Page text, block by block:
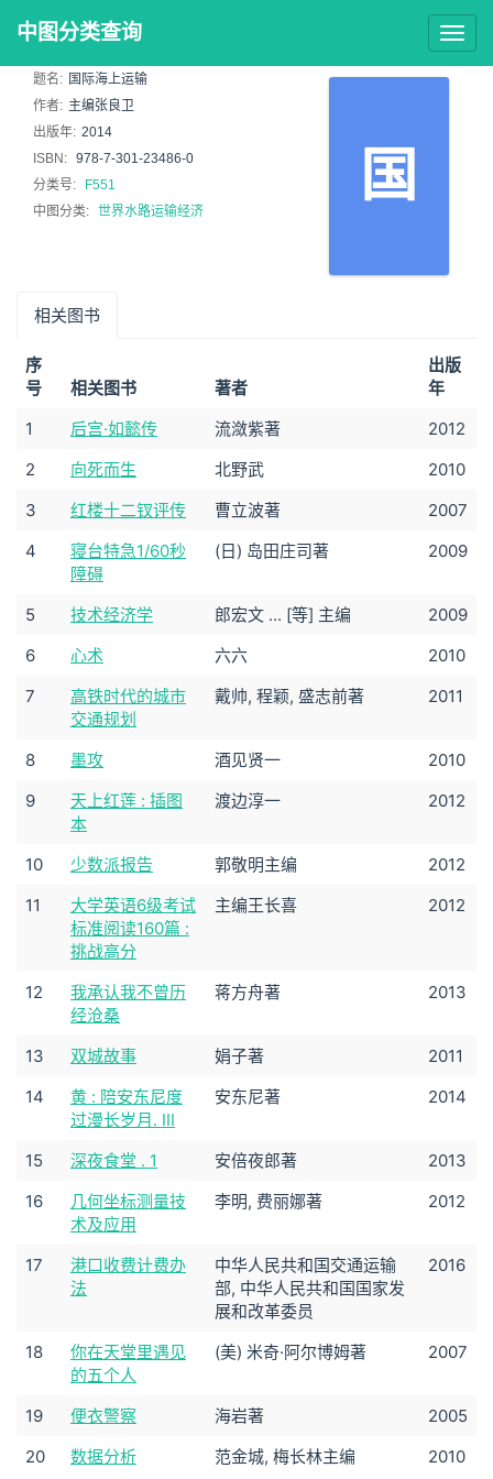
中图分类查询
国
题名: 国际海上运输
作者: 主编张良卫
出版年: 2014
ISBN: 978-7-301-23486-0
分类号:
F551
中图分类: 世界水路运输经济
相关图书
序
号
相关图书 著者
出版
年
1
后宫·如懿传 流潋紫著
2012
2
向死而生 北野武
2010
3
红楼十二钗评传 曹立波著
2007
4
寝台特急1/60秒
障碍
(日) 岛田庄司著 2009
5 技术经济学 郎宏文 ... [等] 主编
2009
6
心术 六六
2010
7
高铁时代的城市
交通规划
戴帅, 程颖, 盛志前著 2011
8 墨攻 酒见贤一
2010
9
天上红莲 : 插图
本
渡边淳一 2012
10 少数派报告 郭敬明主编
2012
11
大学英语6级考试
标准阅读160篇 :
挑战高分
主编王长喜 2012
12
我承认我不曾历
经沧桑
蒋方舟著 2013
13 双城故事 娟子著
2011
14
黄 : 陪安东尼度
过漫长岁月. III
安东尼著 2014
15 深夜食堂 . 1 安倍夜郎著
2013
16
几何坐标测量技
术及应用
李明, 费丽娜著 2012
17
港口收费计费办
法
中华人民共和国交通运输
部, 中华人民共和国国家发
展和改革委员
2016
18
你在天堂里遇见
的五个人
(美) 米奇·阿尔博姆著 2007
19 便衣警察 海岩著
2005
20
数据分析 范金城, 梅长林主编 2010